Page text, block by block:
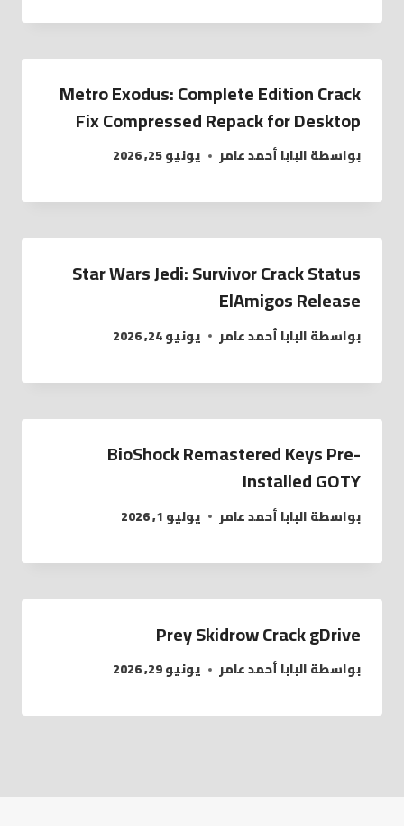
Metro Exodus: Complete Edition Crack
Fix Compressed Repack for Desktop
بواسطةالبابا أحمد عامر يونيو 25, 2026
Star Wars Jedi: Survivor Crack Status
ElAmigos Release
بواسطةالبابا أحمد عامر يونيو 24, 2026
BioShock Remastered Keys Pre-
Installed GOTY
بواسطةالبابا أحمد عامر يوليو 1, 2026
Prey Skidrow Crack gDrive
بواسطةالبابا أحمد عامر يونيو 29, 2026